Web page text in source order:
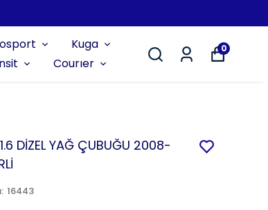
Kuga
Courıer
0
DİZEL YAĞ ÇUBUĞU 2008-
: 16443